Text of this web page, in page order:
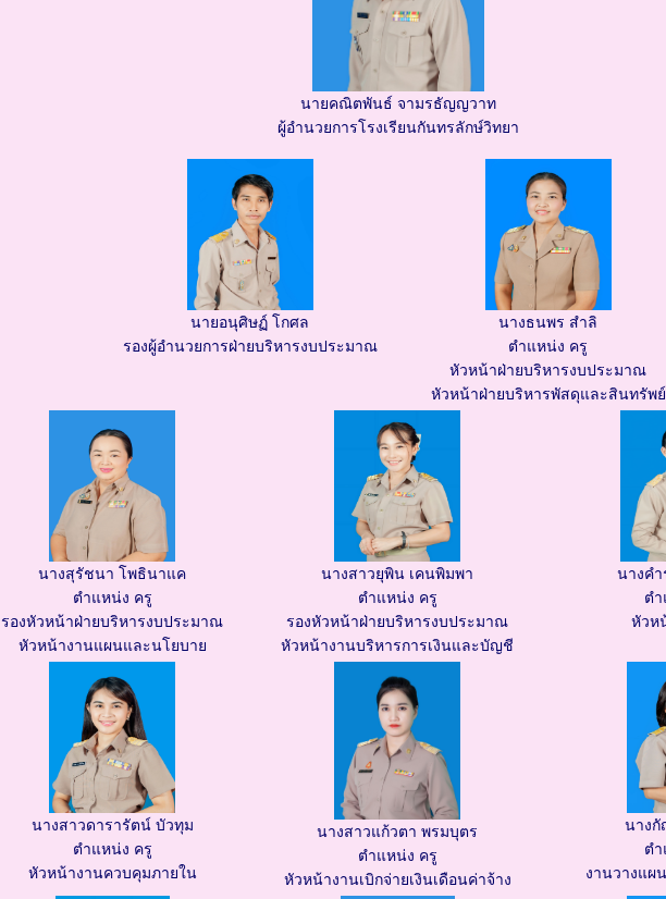
นายคณิตพันธ์ จามรธัญญวาท
ผู้อำนวยการโรงเรียนกันทรลักษ์วิทยา
นายอนุศิษฏ์ โกศล
รองผู้อำนวยการฝ่ายบริหารงบประมาณ
นางธนพร สำลิ
ตำแหน่ง ครู
หัวหน้าฝ่ายบริหารงบประมาณ
หัวหน้าฝ่ายบริหารพัสดุและสินทรัพย์
นางสุรัชนา โพธินาแค
ตำแหน่ง ครู
รองหัวหน้าฝ่ายบริหารงบประมาณ
หัวหน้างานแผนและนโยบาย
นางสาวยุพิน เคนพิมพา
ตำแหน่ง ครู
รองหัวหน้าฝ่ายบริหารงบประมาณ
หัวหน้างานบริหารการเงินและบัญชี
นางคำ
ต
หัวห
นางสาวดารารัตน์ บัวทุม
ตำแหน่ง ครู
หัวหน้างานควบคุมภายใน
นางสาวแก้วตา พรมบุตร
ตำแหน่ง ครู
หัวหน้างานเบิกจ่ายเงินเดือนค่าจ้าง
นางกั
ต
งานวางแผ